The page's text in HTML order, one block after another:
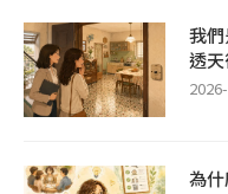
我
透
為